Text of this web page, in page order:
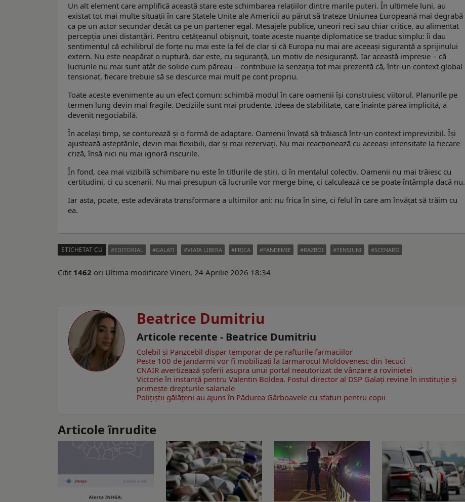
Un alt element care amplifică această stare este schimbarea relațiilor dintre marile puteri. În ultimele luni, au
existat tot mai multe situații în care Statele Unite ale Americii au părut să trateze Uniunea Europeană mai degrabă
ca pe un actor secundar decât ca pe un partener egal. Mesajele publice, uneori reci sau chiar critice, au alimentat
percepția unei distanțări. Pentru cetățeanul obișnuit, toate aceste nuanțe diplomatice se traduc simplu: îi dau
sentimentul că echilibrul de forțe nu mai este la fel de clar și că Europa nu mai are aceeași siguranță a sprijinului
extern. Nu este neapărat o ruptură, dar este, cu siguranță, un motiv de nesiguranță. Iar această impresie – că
lucrurile nu mai sunt atât de solide cum păreau – contribuie la senzația tot mai prezentă că, într-un context global
tensionat, fiecare trebuie să se descurce mai mult pe cont propriu.
Toate aceste evenimente au un efect comun: schimbă modul în care oamenii își construiesc viitorul. Planurile pe
termen lung devin mai fragile. Deciziile sunt mai prudente. Ideea de stabilitate, care înainte părea implicită, a
devenit negociabilă.
În același timp, se conturează și o formă de adaptare. Oamenii învață să trăiască într-un context imprevizibil. Își
ajustează așteptările, devin mai flexibili, dar și mai rezervați. Nu mai reacționează cu aceeași intensitate la fiecare
criză, însă nici nu mai ignoră riscurile.
În fond, cea mai vizibilă schimbare nu este în titlurile de știri, ci în mentalul colectiv. Oamenii nu mai trăiesc cu
certitudini, ci cu scenarii. Nu mai presupun că lucrurile vor merge bine, ci calculează ce se poate întâmpla dacă nu.
Iar asta, poate, este adevărata transformare a ultimilor ani: nu frica în sine, ci felul în care am învățat să trăim cu
ea.
ETICHETAT CU EDITORIAL GALATI VIATA LIBERA FRICA PANDEMIE RAZBOI TENSIUNI SCENARII
Citit 1462 ori Ultima modificare Vineri, 24 Aprilie 2026 18:34
Beatrice Dumitriu
Articole recente - Beatrice Dumitriu
Colebil și Panzcebil dispar temporar de pe rafturile farmaciilor
Peste 100 de jandarmi vor fi mobilizați la Iarmarocul Moldovenesc din Tecuci
CNAIR avertizează șoferii asupra unui portal neautorizat de vânzare a rovinietei
Victorie în instanță pentru Valentin Boldea. Fostul director al DSP Galați revine în instituție și
primește drepturile salariale
Polițiștii gălățeni au ajuns în Pădurea Gârboavele cu sfaturi pentru copii
Articole înrudite